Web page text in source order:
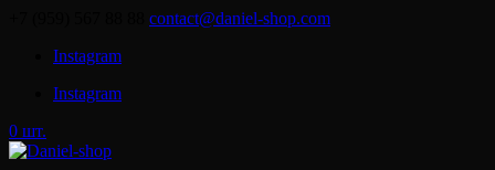
contact@daniel-shop.com
Instagram
Instagram
0 шт.